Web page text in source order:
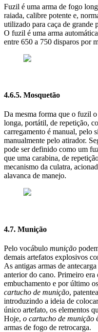
Fuzil é uma arma de fogo
raiada, calibre potente e,
utilizado para caça de grande
O fuzil é uma arma
entre 650 a 750 disparos por
4.6.5. Mosquetão
Da mesma forma que o fuzil
longa, portátil, de repetição,
carregamento é manual, pelo
manualmente pelo atirador.
pode ser definido como um
que uma carabina, de
mecanismo da culatra,
alavanca de manejo.
4.7. Munição
Pelo vocábulo munição
demais artefatos explosivos
As antigas armas de
anterior do cano. Primeiro
embuchamento e por último
cartucho de munição,
introduzindo a ideia de
único artefato, os elementos
Hoje, o cartucho de munição
armas de fogo de retrocarga.